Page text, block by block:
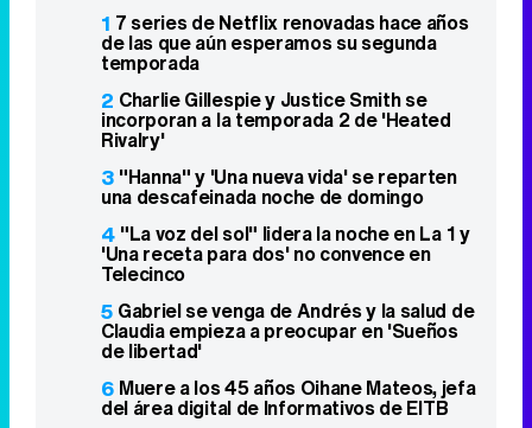
1 7 series de Netflix renovadas hace años
de las que aún esperamos su segunda
temporada
2 Charlie Gillespie y Justice Smith se
incorporan a la temporada 2 de 'Heated
Rivalry'
3 "Hanna" y 'Una nueva vida' se reparten
una descafeinada noche de domingo
4 "La voz del sol" lidera la noche en La 1 y
'Una receta para dos' no convence en
Telecinco
5 Gabriel se venga de Andrés y la salud de
Claudia empieza a preocupar en 'Sueños
de libertad'
6 Muere a los 45 años Oihane Mateos, jefa
del área digital de Informativos de EITB